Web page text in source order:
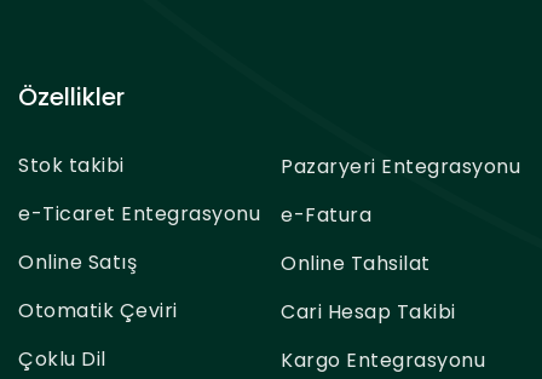
Özellikler
Stok takibi
e-Ticaret Entegrasyonu
Online Satış
Otomatik Çeviri
Çoklu Dil
Pazaryeri Entegrasyonu
e-Fatura
Online Tahsilat
Cari Hesap Takibi
Kargo Entegrasyonu